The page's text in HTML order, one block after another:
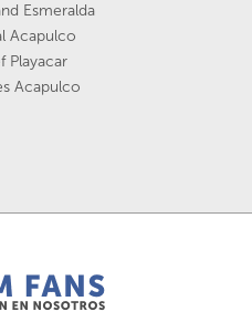
Esmeralda
Acapulco
Playacar
Acapulco